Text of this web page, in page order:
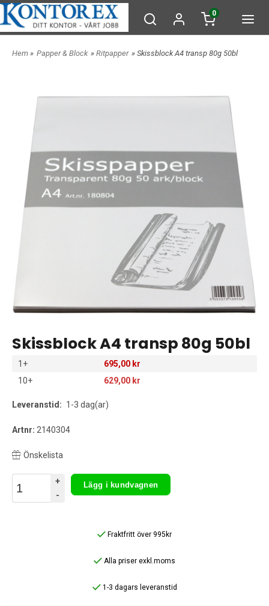
0
Hem » Papper & Block » Ritpapper » Skissblock A4 transp 80g 50bl
Skissblock A4 transp 80g 50bl
1+
695,00 kr
10+
629,00 kr
Leveranstid: 1-3 dag(ar)
Artnr: 2140304
Önskelista
+
-
Lägg i kundvagnen
Fraktfritt över 995kr
Alla priser exkl.moms
1-3 dagars leveranstid